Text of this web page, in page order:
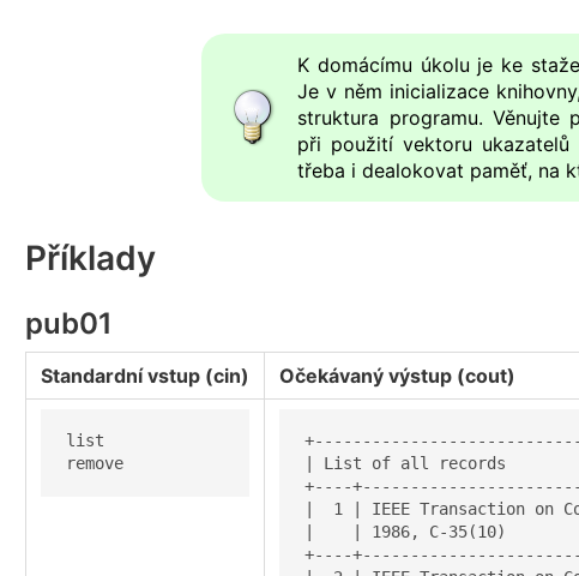
K domácímu úkolu je ke
Je v něm inicializace
struktura programu. Věnujte
při použití vektoru
třeba i dealokovat paměť, na
Příklady
pub01
Standardní vstup (cin) Očekávaný výstup (cout)
list
remove
| List of all records
+----
|  1 | IEEE Transaction
|    | 1986, C-35(10)
+----